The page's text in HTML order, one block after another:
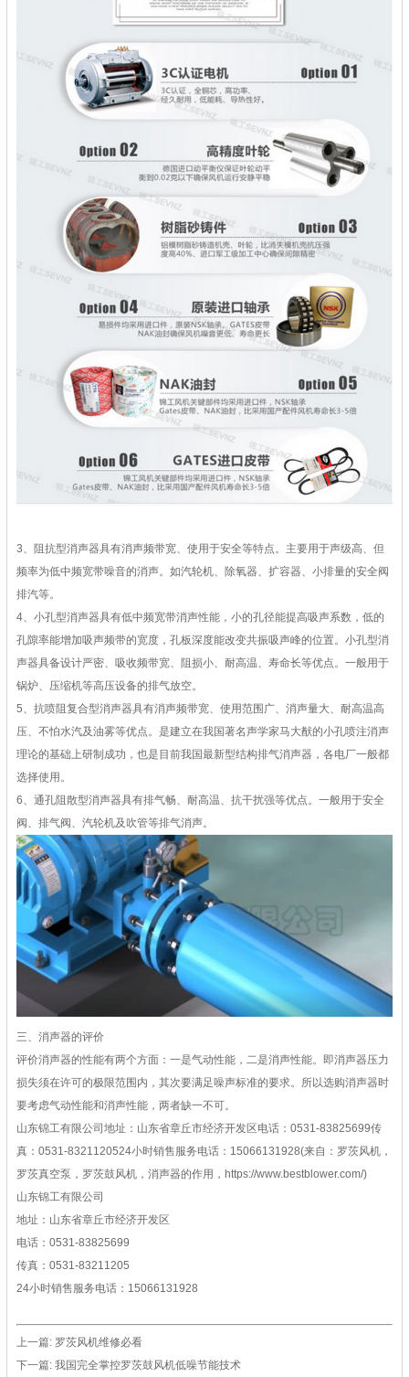
3、阻抗型消声器具有消声频带宽、使用于安全等特点。主要用于声级高、但
频率为低中频宽带噪音的消声。如汽轮机、除氧器、扩容器、小排量的安全阀
排汽等。
4、小孔型消声器具有低中频宽带消声性能，小的孔径能提高吸声系数，低的
孔隙率能增加吸声频带的宽度，孔板深度能改变共振吸声峰的位置。小孔型消
声器具备设计严密、吸收频带宽、阻损小、耐高温、寿命长等优点。一般用于
锅炉、压缩机等高压设备的排气放空。
5、抗喷阻复合型消声器具有消声频带宽、使用范围广、消声量大、耐高温高
压、不怕水汽及油雾等优点。是建立在我国著名声学家马大猷的小孔喷注消声
理论的基础上研制成功，也是目前我国最新型结构排气消声器，各电厂一般都
选择使用。
6、通孔阻散型消声器具有排气畅、耐高温、抗干扰强等优点。一般用于安全
阀、排气阀、汽轮机及吹管等排气消声。
三、消声器的评价
评价消声器的性能有两个方面：一是气动性能，二是消声性能。即消声器压力
损失须在许可的极限范围内，其次要满足噪声标准的要求。所以选购消声器时
要考虑气动性能和消声性能，两者缺一不可。
山东锦工有限公司地址：山东省章丘市经济开发区电话：0531-83825699传
真：0531-8321120524小时销售服务电话： 15066131928(来自：罗茨风机，
罗茨真空泵，罗茨鼓风机，消声器的作用，https://www.bestblower.com/)
山东锦工有限公司
地址：山东省章丘市经济开发区
电话：0531-83825699
传真：0531-83211205
24小时销售服务电话：15066131928
上一篇: 罗茨风机维修必看
下一篇: 我国完全掌控罗茨鼓风机低噪节能技术